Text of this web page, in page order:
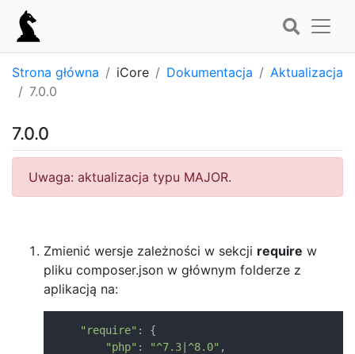
Strona główna iCore Dokumentacja
Aktualizacja
7.0.0
7.0.0
Uwaga: aktualizacja typu MAJOR.
Zmienić wersje zależności w sekcji require w
pliku composer.json w głównym folderze z
aplikacją na:
"require" :
{
"php" : "^7.3|^8.0" ,